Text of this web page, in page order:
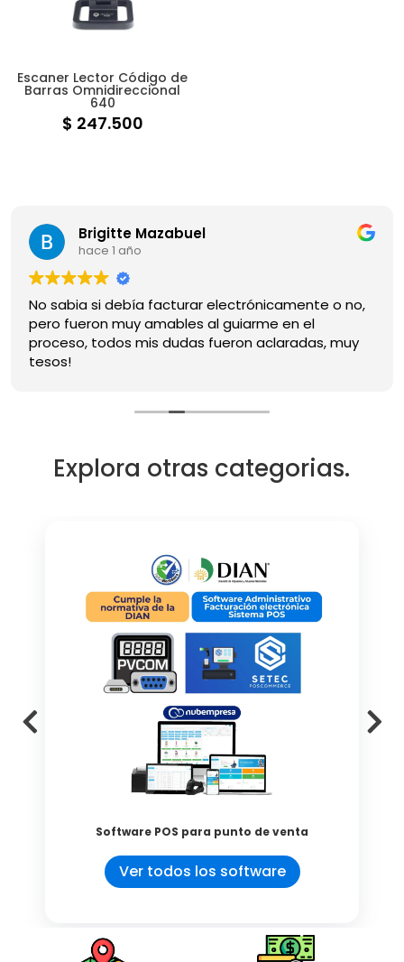
Escaner Lector Código de
Barras Omnidireccional
640
$ 247.500
Brigitte Mazabuel
hace 1 año
No sabia si debía facturar electrónicamente o no,
pero fueron muy amables al guiarme en el
proceso, todos mis dudas fueron aclaradas, muy
tesos!
Explora otras categorias.
Software POS para punto de venta
Ver todos los software